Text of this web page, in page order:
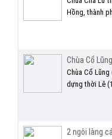
Hồng, thành
Chùa Cổ
Chùa Cổ
dựng thời Lê
2 ngôi làng